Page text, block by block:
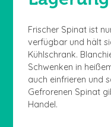
Frischer Spinat ist
verfügbar und hält
Kühlschrank.
Schwenken in
auch einfrieren und
Gefrorenen Spinat
Handel.